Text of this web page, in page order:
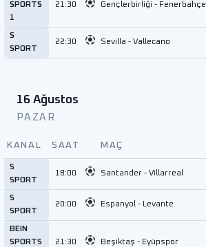
SPORTS
1
21:30 Gençlerbirliği - Fenerbahçe
S
SPORT
22:30 Sevilla - Vallecano
16 Ağustos
PAZAR
KANAL SAAT MAÇ
S
SPORT
18:00 Santander - Villarreal
S
SPORT
20:00 Espanyol - Levante
BEIN
SPORTS
21:30 Beşiktaş - Eyüpspor